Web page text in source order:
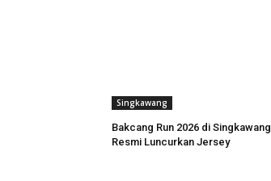
Singkawang
Bakcang Run 2026 di Singkawang
Resmi Luncurkan Jersey